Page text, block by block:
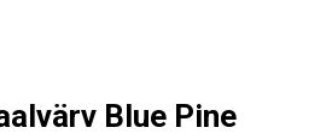
Blue Pine